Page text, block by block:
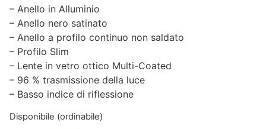
– Anello in Alluminio
– Anello nero satinato
– Anello a profilo continuo non saldato
– Profilo Slim
– Lente in vetro ottico Multi-Coated
– 96 % trasmissione della luce
– Basso indice di riflessione
Disponibile (ordinabile)